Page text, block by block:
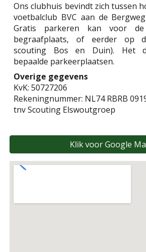
Ons clubhuis bevindt zich tussen
voetbalclub BVC aan de
Gratis parkeren kan voor
begraafplaats, of eerder op
scouting Bos en Duin). Het
bepaalde parkeerplaatsen.
Overige gegevens
KvK: 50727206
Rekeningnummer: NL74 RBRB
tnv Scouting Elswoutgroep
Klik voor Google